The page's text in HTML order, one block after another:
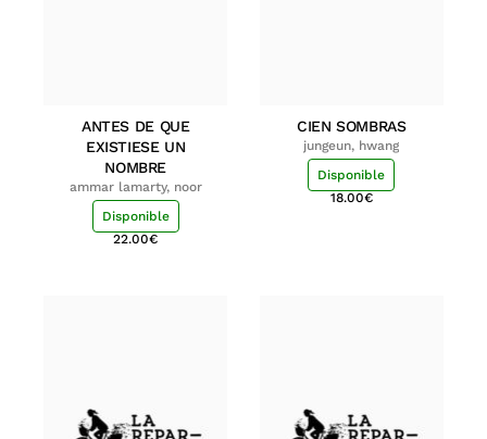
ANTES DE QUE
EXISTIESE UN
NOMBRE
ammar lamarty, noor
Disponible
22.00€
CIEN SOMBRAS
jungeun, hwang
Disponible
18.00€